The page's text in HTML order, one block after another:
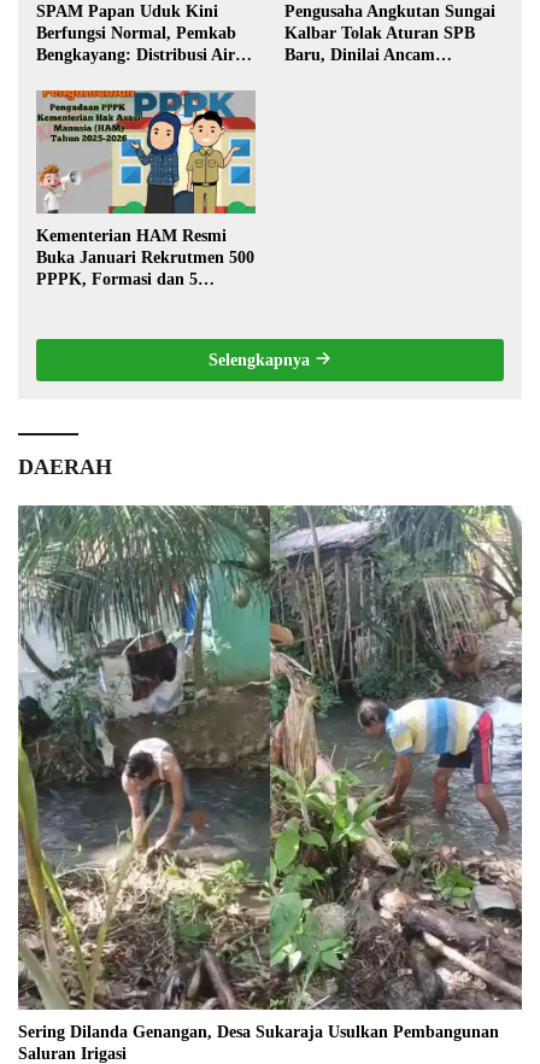
SPAM Papan Uduk Kini
Berfungsi Normal, Pemkab
Bengkayang: Distribusi Air
Warga
Pengusaha Angkutan Sungai
Kalbar Tolak Aturan SPB
Baru, Dinilai Ancam
Kementerian HAM Resmi
Buka Januari Rekrutmen 500
PPPK, Formasi dan 5
Selengkapnya
DAERAH
Sering Dilanda Genangan, Desa Sukaraja Usulkan Pembangunan
Saluran Irigasi